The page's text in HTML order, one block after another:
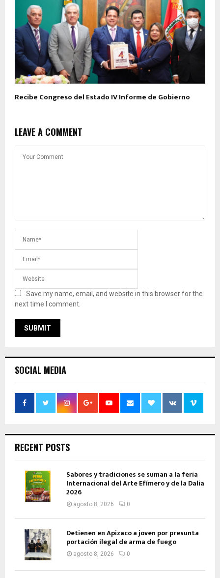
Recibe Congreso del Estado IV Informe de Gobierno
LEAVE A COMMENT
Save my name, email, and website in this browser for the
next time I comment.
SOCIAL MEDIA
RECENT POSTS
Sabores y tradiciones se suman a la feria
Internacional del Arte Efímero y de la Dalia
2026
agosto 8, 2026 0
Detienen en Apizaco a joven por presunta
portación ilegal de arma de fuego
agosto 8, 2026 0